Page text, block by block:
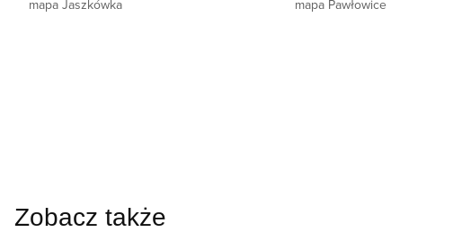
mapa Jaszkówka
mapa Pawłowice
Zobacz także